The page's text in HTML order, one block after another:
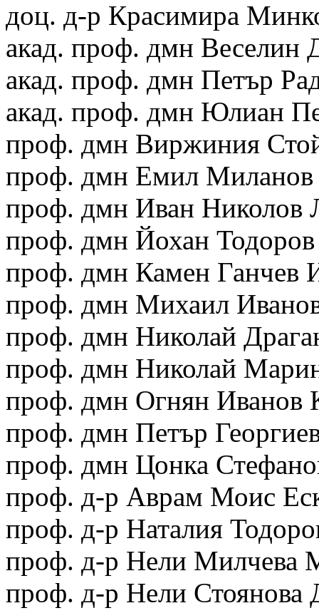
доц. д-р Красимира
акад. проф. дмн Веселин
акад. проф. дмн Петър
акад. проф. дмн Юлиан
проф. дмн Виржиния
проф. дмн Емил Миланов
проф. дмн Иван Николов
проф. дмн Йохан
проф. дмн Камен Ганчев
проф. дмн Михаил
проф. дмн Николай
проф. дмн Николай
проф. дмн Огнян Иванов
проф. дмн Петър
проф. дмн Цонка
проф. д-р Аврам Моис
проф. д-р Наталия
проф. д-р Нели Милчева
проф. д-р Нели Стоянова